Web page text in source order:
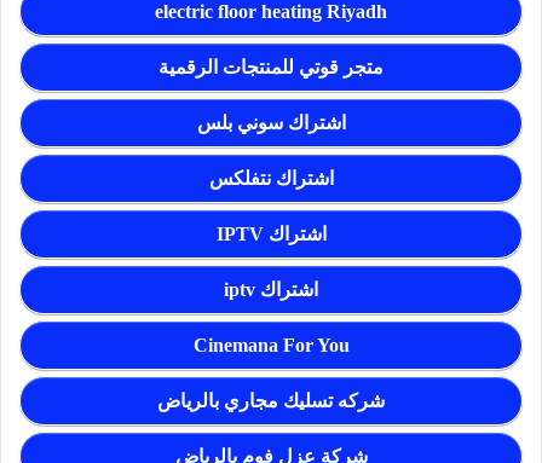
electric floor heating Riyadh
متجر قوتي للمنتجات الرقمية
اشتراك سوني بلس
اشتراك نتفلكس
اشتراك IPTV
اشتراك iptv
Cinemana For You
شركه تسليك مجاري بالرياض
شركة عزل فوم بالرياض